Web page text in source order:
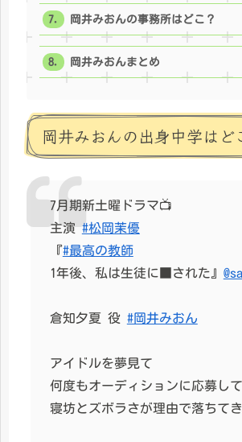
岡井みおんの事務所はどこ？
岡井みおんまとめ
岡井みおんの出身中学はど
7月期新土曜ドラマ📺
主演#松岡茉優
『#最高の教師
1年後、私は生徒に■された』
倉知夕夏 役 #岡井みおん
アイドルを夢見て
何度もオーディションに応募し
寝坊とズボラさが理由で落ちて